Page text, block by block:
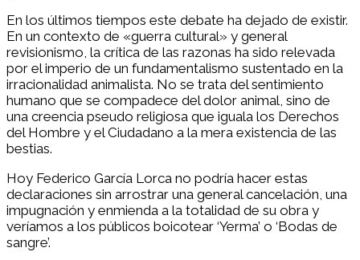
En los últimos tiempos este debate ha dejado de existir.
En un contexto de «guerra cultural» y general
revisionismo, la crítica de las razonas ha sido relevada
por el imperio de un fundamentalismo sustentado en la
irracionalidad animalista. No se trata del sentimiento
humano que se compadece del dolor animal, sino de
una creencia pseudo religiosa que iguala los Derechos
del Hombre y el Ciudadano a la mera existencia de las
bestias.
Hoy Federico García Lorca no podría hacer estas
declaraciones sin arrostrar una general cancelación, una
impugnación y enmienda a la totalidad de su obra y
veríamos a los públicos boicotear ‘Yerma’ o ‘Bodas de
sangre’.